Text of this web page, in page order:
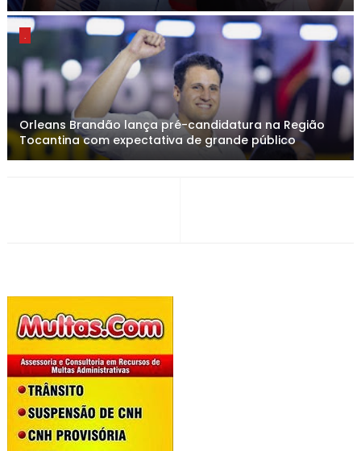
.
Orleans Brandão lança pré-candidatura na Região
Tocantina com expectativa de grande público